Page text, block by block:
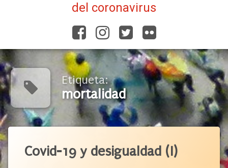
del coronavirus
FacebookInstagram
TwitterFlickr
Etiqueta:
mortalidad
Covid-19 y desigualdad (I)
Acceso
A La